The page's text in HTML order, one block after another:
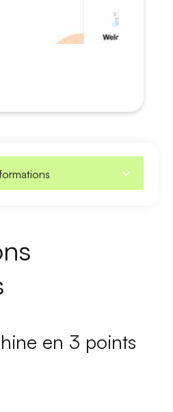
en 3 points